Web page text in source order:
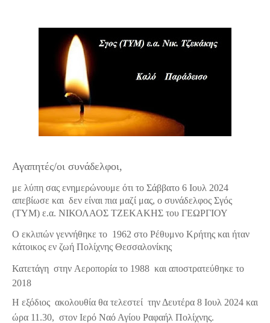
Αγαπητές/οι συνάδελφοι,
με λύπη σας ενημερώνουμε ότι το Σάββατο 6 Ιουλ 2024
απεβίωσε και δεν είναι πια μαζί μας, ο συνάδελφος Σγός
(ΤΥΜ) ε.α. ΝΙΚΟΛΑΟΣ ΤΖΕΚΑΚΗΣ του ΓΕΩΡΓΙΟΥ
Ο εκλιπών γεννήθηκε το 1962 στο Ρέθυμνο Κρήτης και ήταν
κάτοικος εν ζωή Πολίχνης Θεσσαλονίκης
Κατετάγη στην Αεροπορία το 1988 και αποστρατεύθηκε το
2018
Η εξόδιος ακολουθία θα τελεστεί την Δευτέρα 8 Ιουλ 2024 και
ώρα 11.30, στον Ιερό Ναό Αγίου Ραφαήλ Πολίχνης.